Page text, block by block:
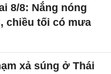
8/8: Nắng nóng
chiều tối có mưa
xả súng ở Thái